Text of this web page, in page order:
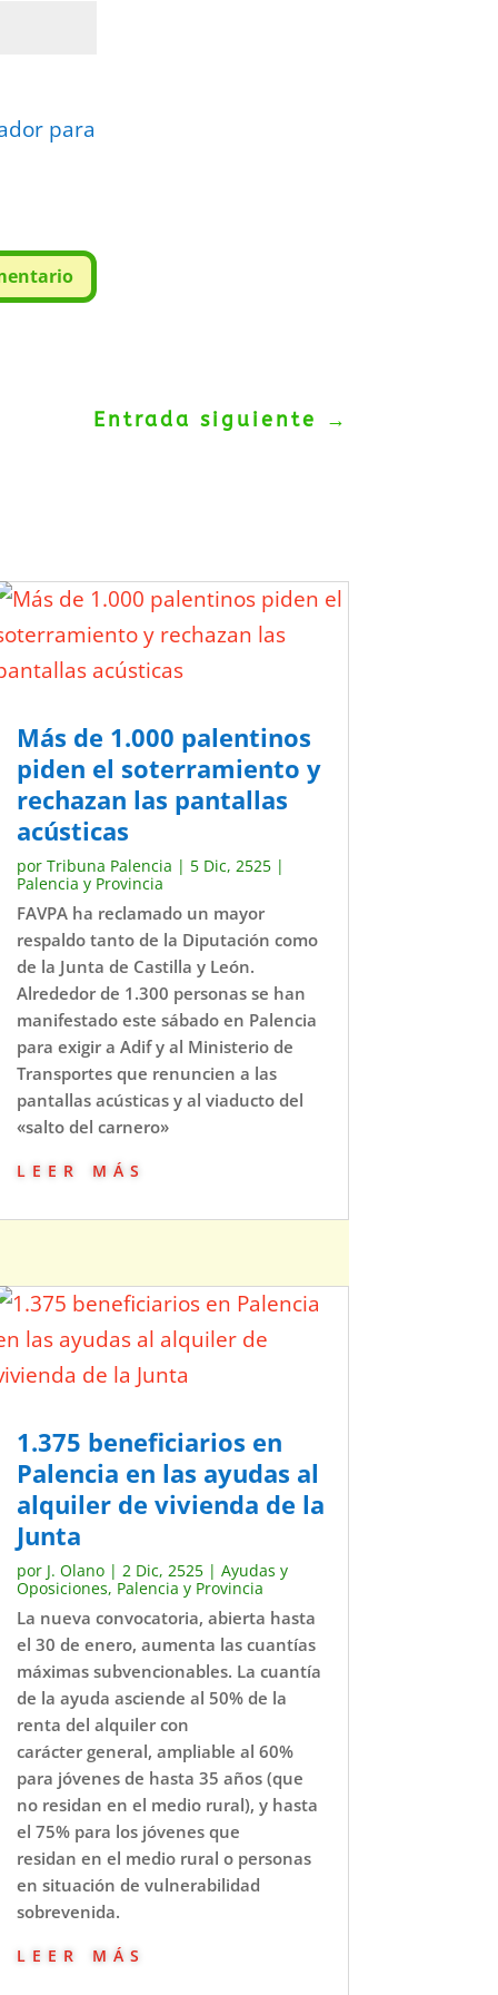
para
Entrada siguiente →
Más de 1.000 palentinos
piden el soterramiento y
rechazan las pantallas
acústicas
por Tribuna Palencia | 5 Dic, 2525|
Palencia y Provincia
FAVPA ha reclamado un mayor
respaldo tanto de la Diputación como
de la Junta de Castilla y León.
Alrededor de 1.300 personas se han
manifestado este sábado en Palencia
para exigir a Adif y al Ministerio de
Transportes que renuncien a las
pantallas acústicas y al viaducto del
«salto del carnero»
leer más
1.375 beneficiarios en
Palencia en las ayudas al
alquiler de vivienda de la
Junta
por J. Olano| 2 Dic, 2525| Ayudas y
Oposiciones, Palencia y Provincia
La nueva convocatoria, abierta hasta
el 30 de enero, aumenta las cuantías
máximas subvencionables. La cuantía
de la ayuda asciende al 50% de la
renta del alquiler con
carácter general, ampliable al 60%
para jóvenes de hasta 35 años (que
no residan en el medio rural), y hasta
el 75% para los jóvenes que
residan en el medio rural o personas
en situación de vulnerabilidad
sobrevenida.
leer más